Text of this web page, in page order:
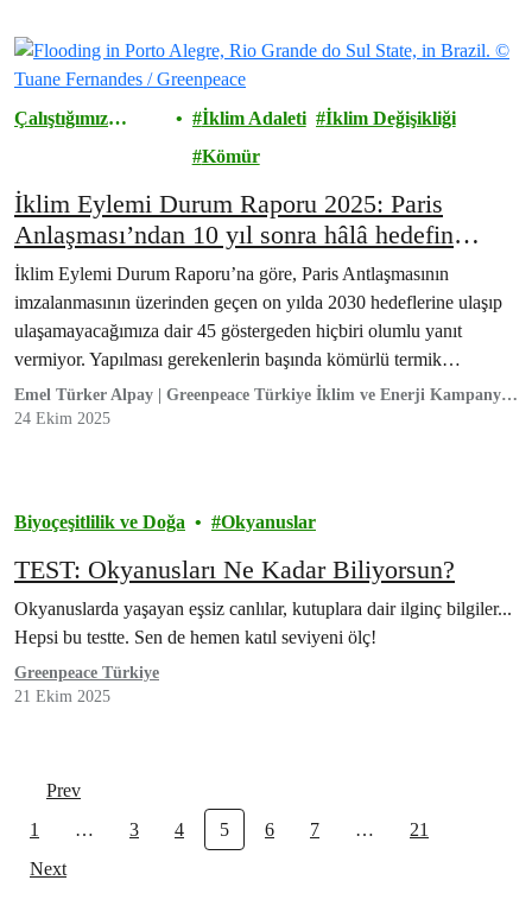
Çalıştığımız
İklim Adaleti
İklim Değişikliği
Kömür
İklim Eylemi Durum Raporu 2025: Paris
Anlaşması’ndan 10 yıl sonra hâlâ hedefin
gerisindeyiz
İklim Eylemi Durum Raporu’na göre, Paris Antlaşmasının
imzalanmasının üzerinden geçen on yılda 2030 hedeflerine ulaşıp
ulaşamayacağımıza dair 45 göstergeden hiçbiri olumlu yanıt
vermiyor. Yapılması gerekenlerin başında kömürlü termik
santralleri kapatmak…
Emel Türker Alpay | Greenpeace Türkiye İklim ve Enerji Kampanya
Sorumlusu
24 Ekim 2025
Biyoçeşitlilik ve Doğa Okyanuslar
TEST: Okyanusları Ne Kadar Biliyorsun?
Okyanuslarda yaşayan eşsiz canlılar, kutuplara dair ilginç bilgiler...
Hepsi bu testte. Sen de hemen katıl seviyeni ölç!
Greenpeace Türkiye
21 Ekim 2025
Prev
1
… 3 4 5 6 7 …
21
Next